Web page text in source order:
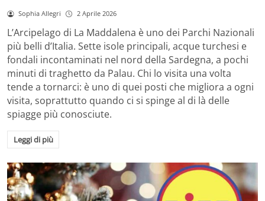
Sophia Allegri 2 Aprile 2026
L’Arcipelago di La Maddalena è uno dei Parchi Nazionali
più belli d’Italia. Sette isole principali, acque turchesi e
fondali incontaminati nel nord della Sardegna, a pochi
minuti di traghetto da Palau. Chi lo visita una volta
tende a tornarci: è uno di quei posti che migliora a ogni
visita, soprattutto quando ci si spinge al di là delle
spiagge più conosciute.
Leggi di più